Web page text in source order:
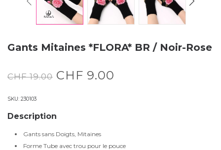
Gants Mitaines *FLORA* BR / Noir-Rose
CHF19.00 CHF 9.00
SKU: 230103
Description
Gants sans Doigts, Mitaines
Forme Tube avec trou pour le pouce